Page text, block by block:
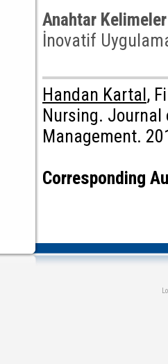
Anahtar
İnovatif
Handan Kartal,
Nursing.
Management.
Corresponding